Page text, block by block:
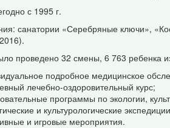
с 1995 г.
санатории «Серебряные ключи»,
проведено 32 смены, 6 763 ребенка
подробное медицинское
лечебно-оздоровительный курс;
программы по экологии,
и культурологические
и игровые мероприятия.